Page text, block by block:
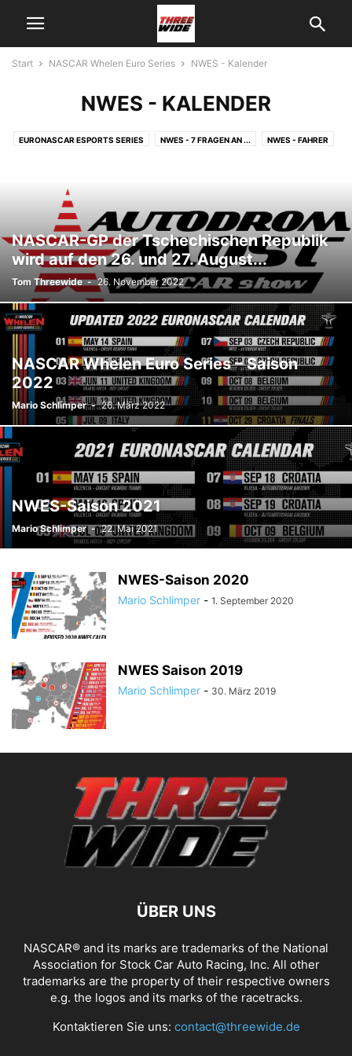
Start NASCAR Whelen Euro Series NWES - Kalender
NWES - KALENDER
EURONASCAR ESPORTS SERIES NWES - 7 FRAGEN AN ... NWES - FAHRER
NASCAR-GP der Tschechischen Republik
wird auf den 26. und 27. August...
Tom Threewide - 26. November 2022
NASCAR Whelen Euro Series – Saison
2022
Mario Schlimper - 26. März 2022
NWES-Saison 2021
Mario Schlimper - 22. Mai 2021
NWES-Saison 2020
Mario Schlimper - 1. September 2020
NWES Saison 2019
Mario Schlimper - 30. März 2019
ÜBER UNS
NASCAR® and its marks are trademarks of the National
Association for Stock Car Auto Racing, Inc. All other
trademarks are the property of their respective owners
e.g. the logos and its marks of the racetracks.
Kontaktieren Sie uns: contact@threewide.de